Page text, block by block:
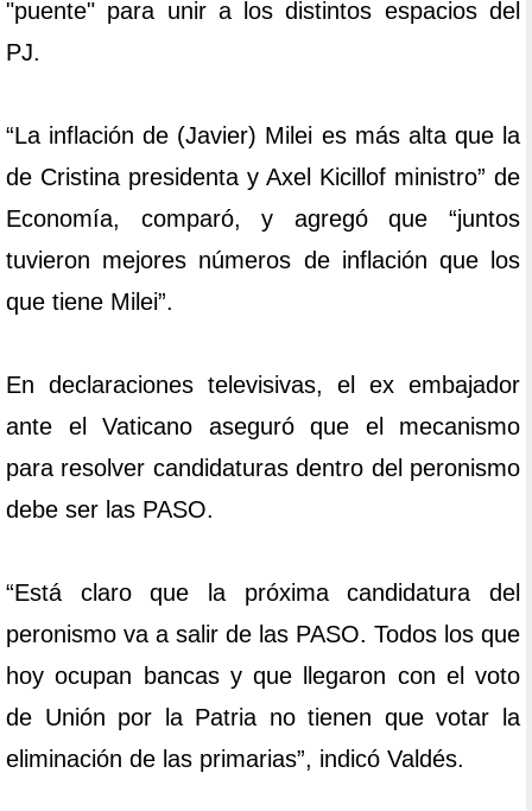
"puente" para unir a los distintos espacios del
PJ.
“La inflación de (Javier) Milei es más alta que la
de Cristina presidenta y Axel Kicillof ministro” de
Economía, comparó, y agregó que “juntos
tuvieron mejores números de inflación que los
que tiene Milei”.
En declaraciones televisivas, el ex embajador
ante el Vaticano aseguró que el mecanismo
para resolver candidaturas dentro del peronismo
debe ser las PASO.
“Está claro que la próxima candidatura del
peronismo va a salir de las PASO. Todos los que
hoy ocupan bancas y que llegaron con el voto
de Unión por la Patria no tienen que votar la
eliminación de las primarias”, indicó Valdés.